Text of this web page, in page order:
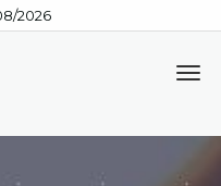
2026